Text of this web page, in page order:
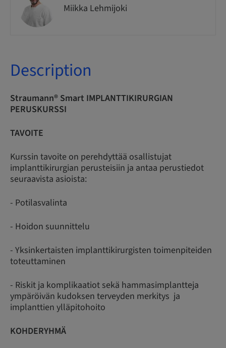
Miikka Lehmijoki
Description
Straumann® Smart IMPLANTTIKIRURGIAN
PERUSKURSSI
TAVOITE
Kurssin tavoite on perehdyttää osallistujat
implanttikirurgian perusteisiin ja antaa perustiedot
seuraavista asioista:
- Potilasvalinta
- Hoidon suunnittelu
- Yksinkertaisten implanttikirurgisten toimenpiteiden
toteuttaminen
- Riskit ja komplikaatiot sekä hammasimplantteja
ympäröivän kudoksen terveyden merkitys ja
implanttien ylläpitohoito
KOHDERYHMÄ